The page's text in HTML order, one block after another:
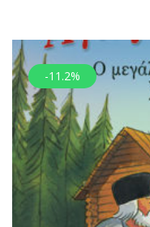
-11.2%